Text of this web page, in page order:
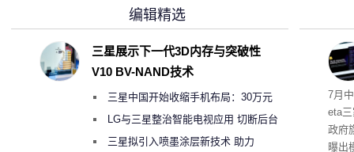
7月
eta
政府
曝出
编辑精选
三星展示下一代3D内存与突破性
V10 BV-NAND技术
三星中国开始收缩手机布局：30万元
月销售额不达标门店 将被逐步清退
LG与三星整治智能电视应用 切断后台
偷偷共享带宽的违规行为
三星拟引入喷墨涂层新技术 助力